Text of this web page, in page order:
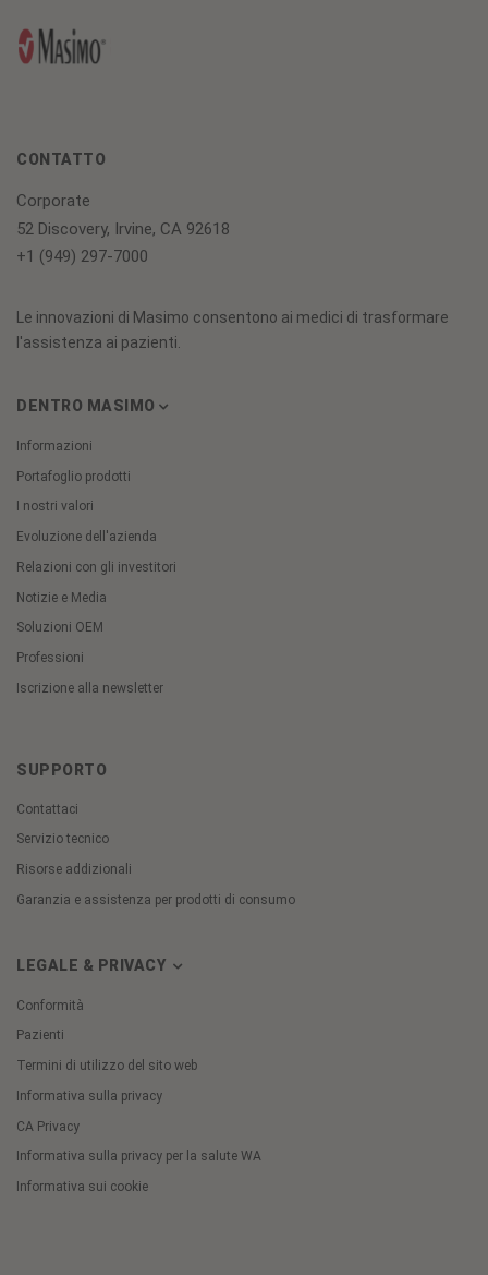
CONTATTO
Corporate
52 Discovery, Irvine, CA 92618
+1 (949) 297-7000
Le innovazioni di Masimo consentono ai medici di trasformare
l'assistenza ai pazienti.
DENTRO MASIMO
Informazioni
Portafoglio prodotti
I nostri valori
Evoluzione dell'azienda
Relazioni con gli investitori
Notizie e Media
Soluzioni OEM
Professioni
Iscrizione alla newsletter
SUPPORTO
Contattaci
Servizio tecnico
Risorse addizionali
Garanzia e assistenza per prodotti di consumo
LEGALE & PRIVACY
Conformità
Pazienti
Termini di utilizzo del sito web
Informativa sulla privacy
CA Privacy
Informativa sulla privacy per la salute WA
Informativa sui cookie